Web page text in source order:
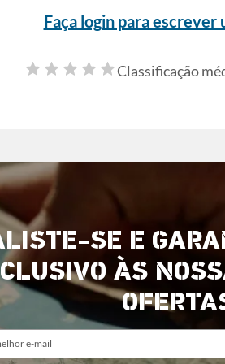
Faça login para escrever
Classificação
SE E
ÀS